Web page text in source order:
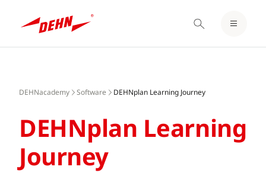
content
EINLOGGEN / REGISTRIEREN
DEHNacademy Software DEHNplan Learning Journey
DEHNplan Learning
Journey